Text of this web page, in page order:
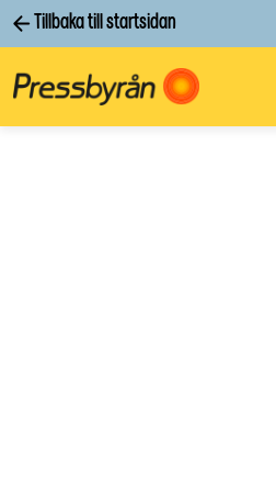
Tillbaka till startsidan